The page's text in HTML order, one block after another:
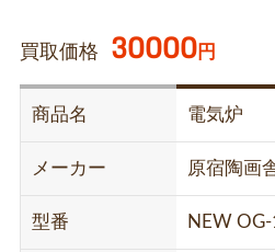
買取価格 30000円
商品名 電気炉
メーカー 原宿陶画
型番 NEW